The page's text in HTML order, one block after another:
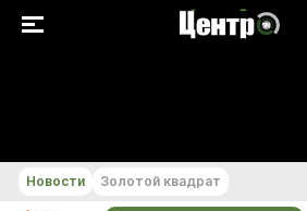
Новости Золотой квадрат